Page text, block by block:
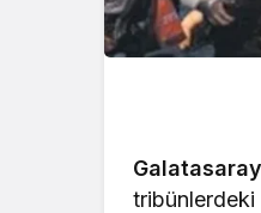
Galatasaray
tribünlerdeki